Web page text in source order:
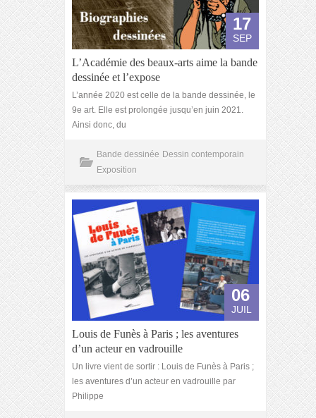
17
SEP
L’Académie des beaux-arts aime la bande
dessinée et l’expose
L’année 2020 est celle de la bande dessinée, le
9e art. Elle est prolongée jusqu’en juin 2021.
Ainsi donc, du
Bande dessinée Dessin contemporain
Exposition
06
JUIL
Louis de Funès à Paris ; les aventures
d’un acteur en vadrouille
Un livre vient de sortir : Louis de Funès à Paris ;
les aventures d’un acteur en vadrouille par
Philippe